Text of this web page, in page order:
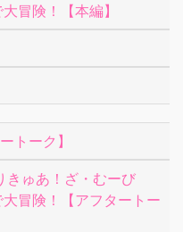
冒険！【本編】
トーク】
きゅあ！ざ・むーび
冒険！【アフタートー